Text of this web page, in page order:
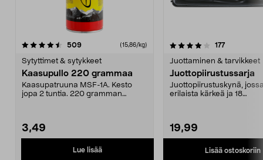
509arvostelut (15,86/kg)
Sytyttimet & sytykkeet
Kaasupullo 220 grammaa
Kaasupatruuna MSF-1A. Kesto
jopa 2 tuntia. 220 gramman
3,49
Lue lisää
4.0 viidestä
177arvostelut
Juottaminen & tarvikkeet
Juottopiirustussarja
Juottopiirustuskynä,
erilaista kärkeä ja 18
19,99
Lisää ostoskoriin
4.5 viidestä